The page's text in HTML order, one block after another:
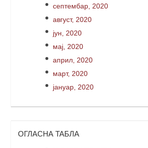
септембар, 2020
август, 2020
јун, 2020
мај, 2020
април, 2020
март, 2020
јануар, 2020
ОГЛАСНА ТАБЛА